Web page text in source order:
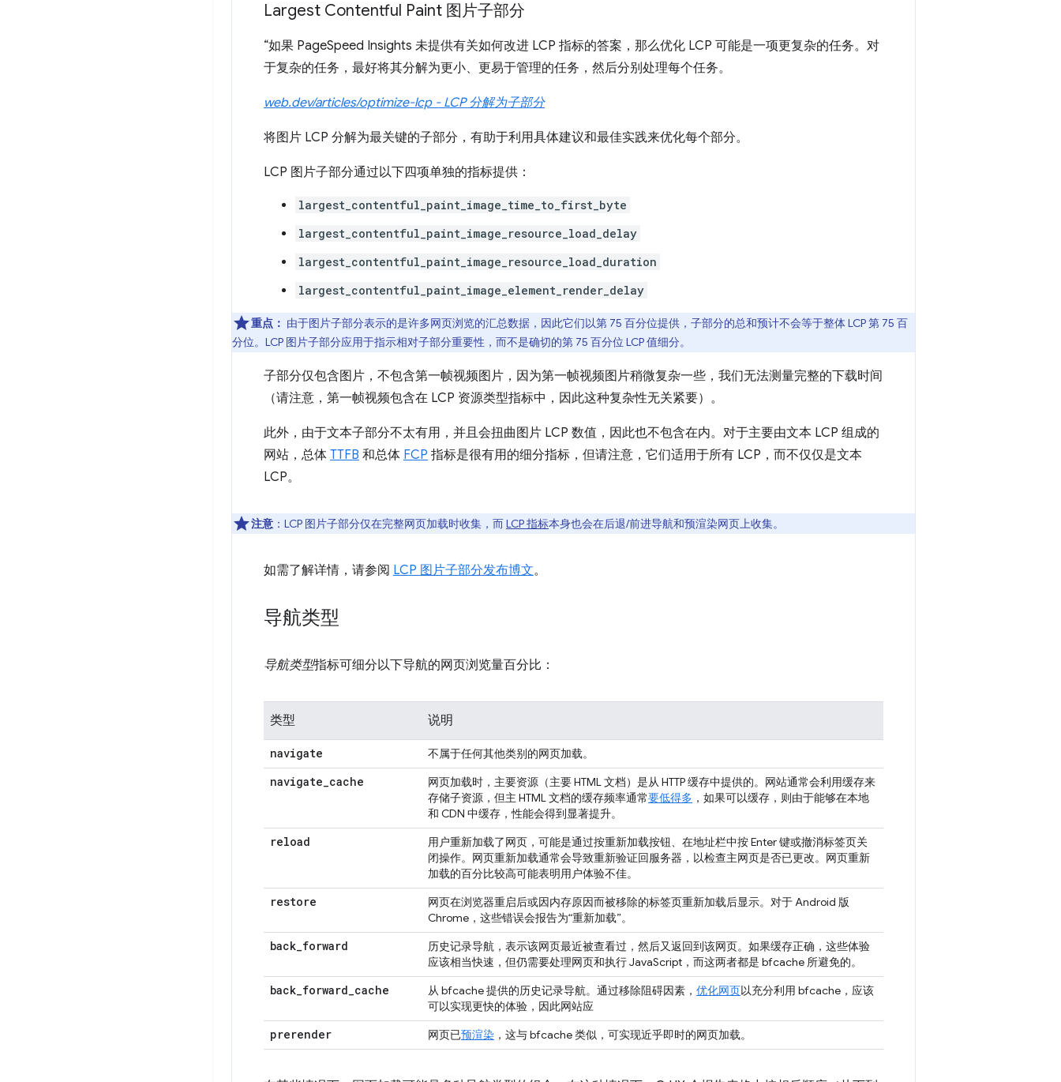
Largest Contentful Paint 图片子部分
“如果 PageSpeed Insights 未提供有关如何改进 LCP 指标的答案，那么优化 LCP 可能是一项更复杂的任务。对
于复杂的任务，最好将其分解为更小、更易于管理的任务，然后分别处理每个任务。
web.dev/articles/optimize-lcp - LCP 分解为子部分
将图片 LCP 分解为最关键的子部分，有助于利用具体建议和最佳实践来优化每个部分。
LCP 图片子部分通过以下四项单独的指标提供：
largest_contentful_paint_image_time_to_first_byte
largest_contentful_paint_image_resource_load_delay
largest_contentful_paint_image_resource_load_duration
largest_contentful_paint_image_element_render_delay
重点： 由于图片子部分表示的是许多网页浏览的汇总数据，因此它们以第 75 百分位提供，子部分的总和预计不会等于整体 LCP 第 75 百
分位。LCP 图片子部分应用于指示相对子部分重要性，而不是确切的第 75 百分位 LCP 值细分。
子部分仅包含图片，不包含第一帧视频图片，因为第一帧视频图片稍微复杂一些，我们无法测量完整的下载时间
（请注意，第一帧视频包含在 LCP 资源类型指标中，因此这种复杂性无关紧要）。
此外，由于文本子部分不太有用，并且会扭曲图片 LCP 数值，因此也不包含在内。对于主要由文本 LCP 组成的
网站，总体 TTFB 和总体 FCP 指标是很有用的细分指标，但请注意，它们适用于所有 LCP，而不仅仅是文本
LCP。
注意 ：LCP 图片子部分仅在完整网页加载时收集，而LCP 指标本身也会在后退/前进导航和预渲染网页上收集。
如需了解详情，请参阅 LCP 图片子部分发布博文。
导航类型
导航类型指标可细分以下导航的网页浏览量百分比：
类型 说明
navigate 不属于任何其他类别的网页加载。
navigate_cache
网页加载时，主要资源（主要 HTML 文档）是从 HTTP 缓存中提供的。网站通常会利用缓存来
存储子资源，但主 HTML 文档的缓存频率通常要低得多 ，如果可以缓存，则由于能够在本地
和 CDN 中缓存，性能会得到显著提升。
reload
用户重新加载了网页，可能是通过按重新加载按钮、在地址栏中按 Enter 键或撤消标签页关
闭操作。网页重新加载通常会导致重新验证回服务器，以检查主网页是否已更改。网页重新
加载的百分比较高可能表明用户体验不佳。
restore
网页在浏览器重启后或因内存原因而被移除的标签页重新加载后显示。对于 Android 版
Chrome，这些错误会报告为“重新加载”。
back_forward
历史记录导航，表示该网页最近被查看过，然后又返回到该网页。如果缓存正确，这些体验
应该相当快速，但仍需要处理网页和执行 JavaScript，而这两者都是 bfcache 所避免的。
back_forward_cache 从 bfcache 提供的历史记录导航。通过移除阻碍因素， 优化网页以充分利用 bfcache，应该
可以实现更快的体验，因此网站应
prerender 网页已预渲染 ，这与 bfcache 类似，可实现近乎即时的网页加载。